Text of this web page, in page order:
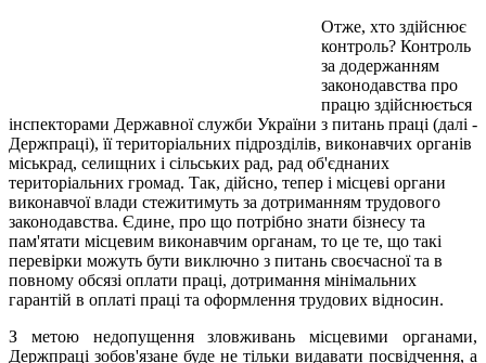
Отже, хто здійснює
контроль? Контроль
за додержанням
законодавства про
працю здійснюється
інспекторами Державної служби України з питань праці (далі -
Держпраці), її територіальних підрозділів, виконавчих органів
міськрад, селищних і сільських рад, рад об'єднаних
територіальних громад. Так, дійсно, тепер і місцеві органи
виконавчої влади стежитимуть за дотриманням трудового
законодавства. Єдине, про що потрібно знати бізнесу та
пам'ятати місцевим виконавчим органам, то це те, що такі
перевірки можуть бути виключно з питань своєчасної та в
повному обсязі оплати праці, дотримання мінімальних
гарантій в оплаті праці та оформлення трудових відносин.
З метою недопущення зловживань місцевими органами,
Держпраці зобов'язане буде не тільки видавати посвідчення, а